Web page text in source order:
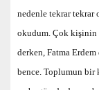
nedenle tekrar tekrar
okudum. Çok kişinin
derken, Fatma
bence. Toplumun bir